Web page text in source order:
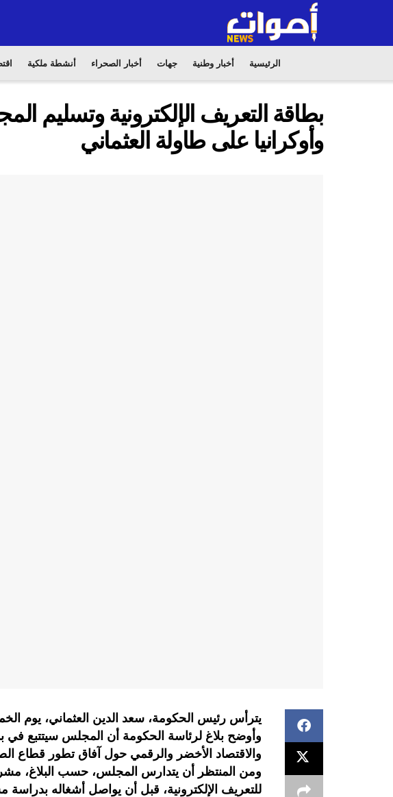
الرئيسية أخبار وطنية جهات أخبار الصحراء أنشطة ملكية
بطاقة التعريف الإلكترونية وتسليم
وأوكرانيا على طاولة العثماني
يترأس رئيس الحكومة، سعد الدين العثماني، يوم
وأوضح بلاغ لرئاسة الحكومة أن المجلس سيتتبع في
والاقتصاد الأخضر والرقمي حول آفاق تطور قطاع
ومن المنتظر أن يتدارس المجلس، حسب البلاغ،
للتعريف الإلكترونية، قبل أن يواصل أشغاله